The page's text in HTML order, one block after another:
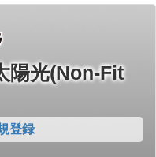
陽光(Non-Fit
登録